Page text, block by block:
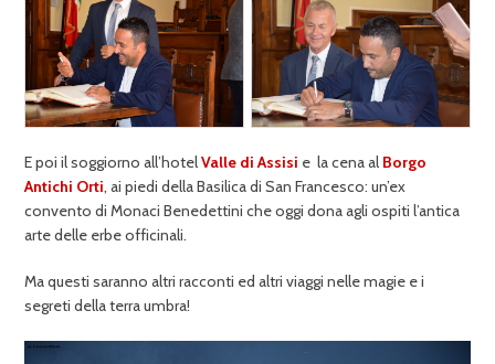
E poi il soggiorno all’hotelValle di Assisi e la cena al Borgo
Antichi Orti, ai piedi della Basilica di San Francesco: un’ex
convento di Monaci Benedettini che oggi dona agli ospiti l’antica
arte delle erbe officinali.
Ma questi saranno altri racconti ed altri viaggi nelle magie e i
segreti della terra umbra!